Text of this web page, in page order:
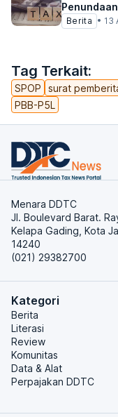
Tag Terkait:
SPOP surat
PBB-P5L
Penundaan
Berita • 13
Menara DDTC
Jl. Boulevard Barat.
Kelapa Gading, Kota
14240
(021) 29382700
Kategori
Berita
Literasi
Review
Komunitas
Data & Alat
Perpajakan DDTC